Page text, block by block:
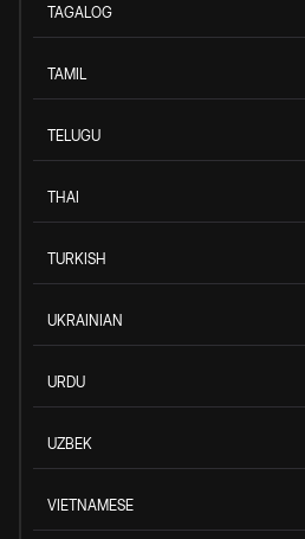
TAGALOG
TAMIL
TELUGU
THAI
TURKISH
UKRAINIAN
URDU
UZBEK
VIETNAMESE